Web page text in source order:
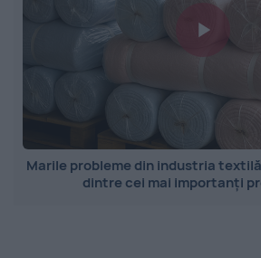
Marile probleme din industria
dintre cei mai importanți